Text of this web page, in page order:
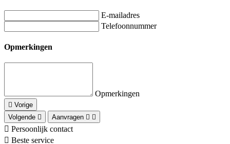
E-mailadres
Telefoonnummer
Opmerkingen
Opmerkingen
Vorige
Volgende
Aanvragen
Persoonlijk contact
Beste service